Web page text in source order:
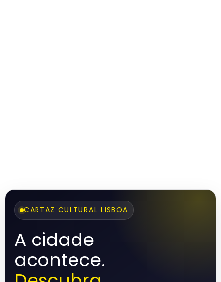
CARTAZ CULTURAL LISBOA
A cidade
acontece.